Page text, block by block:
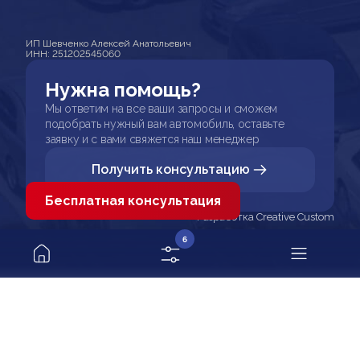
ИП Шевченко Алексей Анатольевич
ИНН: 251202545060
Нужна помощь?
Мы ответим на все ваши запросы и сможем
подобрать нужный вам автомобиль, оставьте
заявку и с вами свяжется наш менеджер
Получить консультацию
Разработка Creative Custom
6
Бесплатная консультация